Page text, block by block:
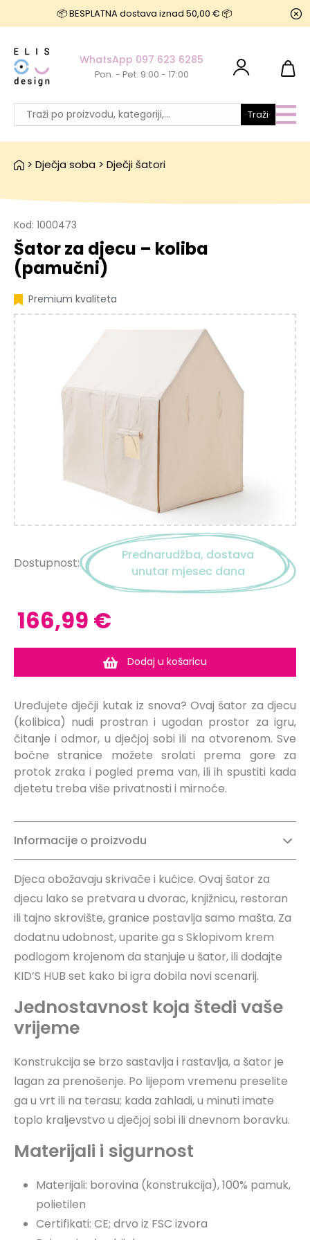
📦 BESPLATNA dostava iznad 50,00 € 📦
Traži
WhatsApp 097 623 6285
Pon. - Pet. 9:00 - 17:00
> Dječja soba > Dječji šatori
Kod: 1000473
Šator za djecu – koliba
(pamučni)
Premium kvaliteta
Dostupnost:
Prednarudžba, dostava
unutar mjesec dana
166,99 €
Dodaj u košaricu
Uređujete dječji kutak iz snova? Ovaj šator za djecu
(kolibica) nudi prostran i ugodan prostor za igru,
čitanje i odmor, u dječjoj sobi ili na otvorenom. Sve
bočne stranice možete srolati prema gore za
protok zraka i pogled prema van, ili ih spustiti kada
djetetu treba više privatnosti i mirnoće.
Informacije o proizvodu
Djeca obožavaju skrivače i kućice. Ovaj šator za
djecu lako se pretvara u dvorac, knjižnicu, restoran
ili tajno skrovište, granice postavlja samo mašta. Za
dodatnu udobnost, uparite ga s Sklopivom krem
podlogom krojenom da stanjuje u šator, ili dodajte
KID’S HUB set kako bi igra dobila novi scenarij.
Jednostavnost koja štedi vaše
vrijeme
Konstrukcija se brzo sastavlja i rastavlja, a šator je
lagan za prenošenje. Po lijepom vremenu preselite
ga u vrt ili na terasu; kada zahladi, u minuti imate
toplo kraljevstvo u dječjoj sobi ili dnevnom boravku.
Materijali i sigurnost
Materijali: borovina (konstrukcija), 100% pamuk,
polietilen
Certifikati: CE; drvo iz FSC izvora